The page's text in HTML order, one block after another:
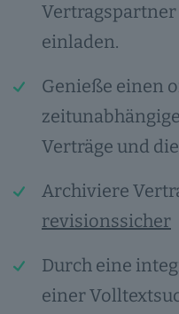
einladen.
Genieße einen
Verträge und
Archiviere
revisionssicher
Durch eine
einer